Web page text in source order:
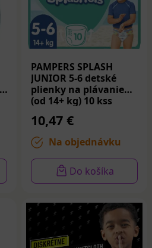
PAMPERS SPLASH
JUNIOR 5-6 detské
plienky na plávanie
(od 14+ kg) 10 kss
10,47 €
Na objednávku
Do košíka